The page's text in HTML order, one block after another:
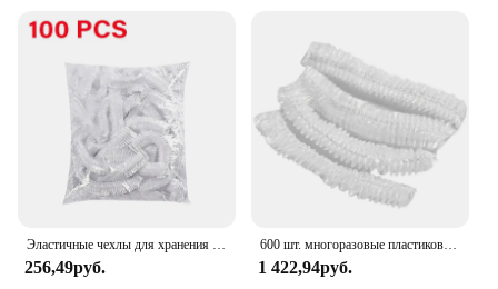
Эластичные чехлы для хранения пищевых продуктов, многоразовые пластиковые чехлы для чаш для сохранения свежих продуктов, эластичные обертывания для тарелок, кухонные принадлежности
256,49руб.
600 шт. многоразовые пластиковые пакеты для пищевых продуктов, эластичные регулируемые стандартные герметичные колпачки для хранения свежести
1 422,94руб.